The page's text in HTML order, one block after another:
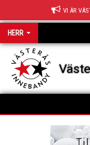
VI ÄR
HERR